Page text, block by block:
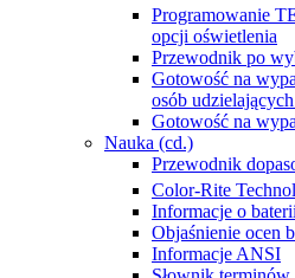
Programowanie
opcji oświetlenia
Przewodnik po
Gotowość na
osób
Gotowość na
Nauka (cd.)
Przewodnik
Color-Rite
Informacje o baterii
Objaśnienie ocen
Informacje ANSI